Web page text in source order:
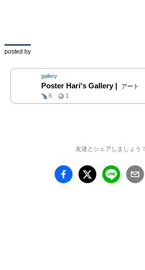
い掛けを見る者に、そし
て自らに投げかけている
ようです。
今回の個展「ポップでフ
ェティッシュな日常が今
日もダラダラ続く！」で
イルが肉体に執拗にまと
るモデルの肉体との間で
不思議なフォルムを形作
posted by
gallery
Poster Hari's Gallery|
アート
6
1
友達とシェアしましょう！